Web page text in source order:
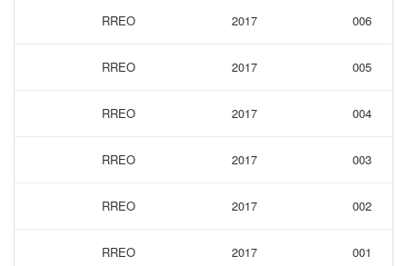
RREO 2017 006
RREO 2017 005
RREO 2017 004
RREO 2017 003
RREO 2017 002
RREO 2017 001